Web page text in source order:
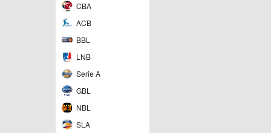
CBA
ACB
BBL
LNB
Serie A
GBL
NBL
SLA